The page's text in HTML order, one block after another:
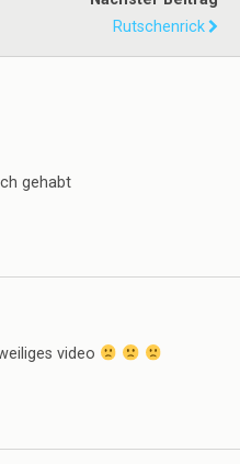
Rutschenrick
gehabt
video